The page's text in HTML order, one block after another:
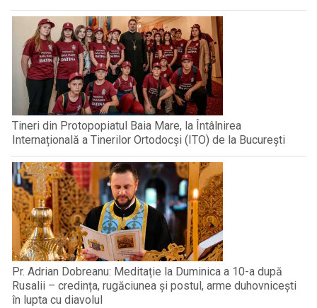
Tineri din Protopopiatul Baia Mare, la Întâlnirea
Internațională a Tinerilor Ortodocși (ITO) de la București
Pr. Adrian Dobreanu: Meditație la Duminica a 10-a după
Rusalii – credința, rugăciunea și postul, arme duhovnicești
în lupta cu diavolul